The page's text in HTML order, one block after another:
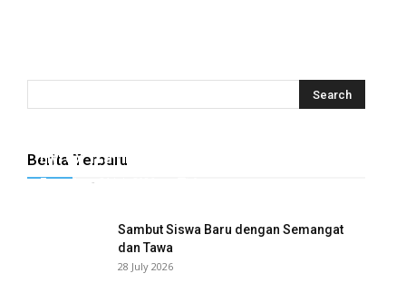
Berita Terbaru
Hyrox Training x Extracuriculer Exhabition
Tugasku -
Sambut Siswa Baru dengan Semangat
dan Tawa
28 July 2026